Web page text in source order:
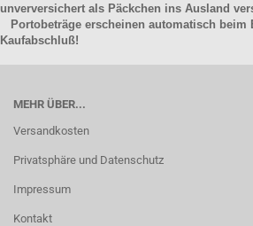
unverversichert als Päckchen ins Ausland
Portobeträge erscheinen automatisch beim
Kaufabschluß!
MEHR ÜBER...
Versandkosten
Privatsphäre und Datenschutz
Impressum
Kontakt